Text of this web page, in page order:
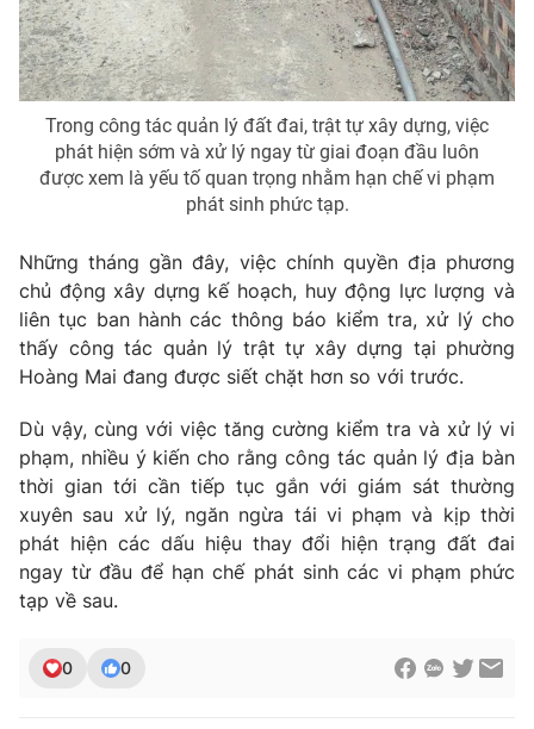
Trong công tác quản lý đất đai, trật tự xây dựng, việc
phát hiện sớm và xử lý ngay từ giai đoạn đầu luôn
được xem là yếu tố quan trọng nhằm hạn chế vi phạm
phát sinh phức tạp.
Những tháng gần đây, việc chính quyền địa phương
chủ động xây dựng kế hoạch, huy động lực lượng và
liên tục ban hành các thông báo kiểm tra, xử lý cho
thấy công tác quản lý trật tự xây dựng tại phường
Hoàng Mai đang được siết chặt hơn so với trước.
Dù vậy, cùng với việc tăng cường kiểm tra và xử lý vi
phạm, nhiều ý kiến cho rằng công tác quản lý địa bàn
thời gian tới cần tiếp tục gắn với giám sát thường
xuyên sau xử lý, ngăn ngừa tái vi phạm và kịp thời
phát hiện các dấu hiệu thay đổi hiện trạng đất đai
ngay từ đầu để hạn chế phát sinh các vi phạm phức
tạp về sau.
0 0